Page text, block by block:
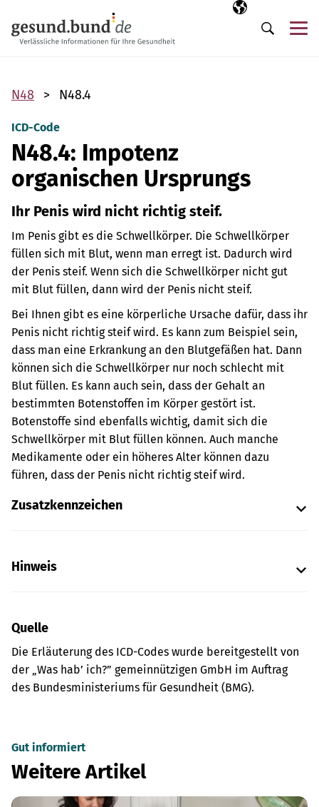
Ausgewählte
DE
Suche
N48 N48.4
ICD-Code
N48.4: Impotenz
organischen Ursprungs
Ihr Penis wird nicht richtig steif.
Im Penis gibt es die Schwellkörper. Die Schwellkörper
füllen sich mit Blut, wenn man erregt ist. Dadurch wird
der Penis steif. Wenn sich die Schwellkörper nicht gut
mit Blut füllen, dann wird der Penis nicht steif.
Bei Ihnen gibt es eine körperliche Ursache dafür, dass ihr
Penis nicht richtig steif wird. Es kann zum Beispiel sein,
dass man eine Erkrankung an den Blutgefäßen hat. Dann
können sich die Schwellkörper nur noch schlecht mit
Blut füllen. Es kann auch sein, dass der Gehalt an
bestimmten Botenstoffen im Körper gestört ist.
Botenstoffe sind ebenfalls wichtig, damit sich die
Schwellkörper mit Blut füllen können. Auch manche
Medikamente oder ein höheres Alter können dazu
führen, dass der Penis nicht richtig steif wird.
Zusatzkennzeichen
Hinweis
Quelle
Die Erläuterung des ICD-Codes wurde bereitgestellt von
der „Was hab’ ich?” gemeinnützigen GmbH im Auftrag
des Bundesministeriums für Gesundheit (BMG).
Gut informiert
Weitere Artikel